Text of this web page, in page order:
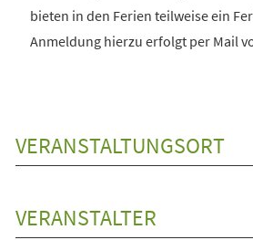
bieten in den Ferien teilweise ein
Anmeldung hierzu erfolgt per Mail
VERANSTALTUNGSORT
VERANSTALTER